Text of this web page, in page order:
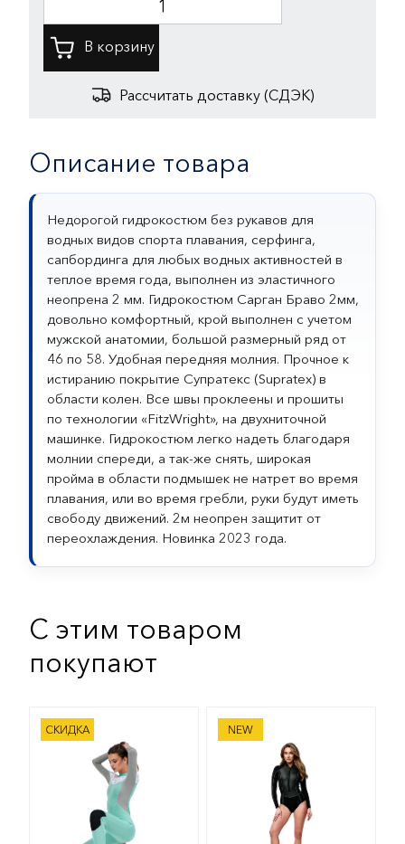
Рассчитать доставку (СДЭК)
Описание товара
Недорогой гидрокостюм без рукавов для
водных видов спорта плавания, серфинга,
сапбординга для любых водных активностей в
теплое время года, выполнен из эластичного
неопрена 2 мм. Гидрокостюм Сарган Браво 2мм,
довольно комфортный, крой выполнен с учетом
мужской анатомии, большой размерный ряд от
46 по 58. Удобная передняя молния. Прочное к
истиранию покрытие Супратекс (Supratex) в
области колен. Все швы проклеены и прошиты
по технологии «FitzWright», на двухниточной
машинке. Гидрокостюм легко надеть благодаря
молнии спереди, а так-же снять, широкая
пройма в области подмышек не натрет во время
плавания, или во время гребли, руки будут иметь
свободу движений. 2м неопрен защитит от
переохлаждения. Новинка 2023 года.
С этим товаром
покупают
СКИДКА
Гидрокостюм женский Slinx Mint 2 мм
NEW
Гидрокостюм бикини